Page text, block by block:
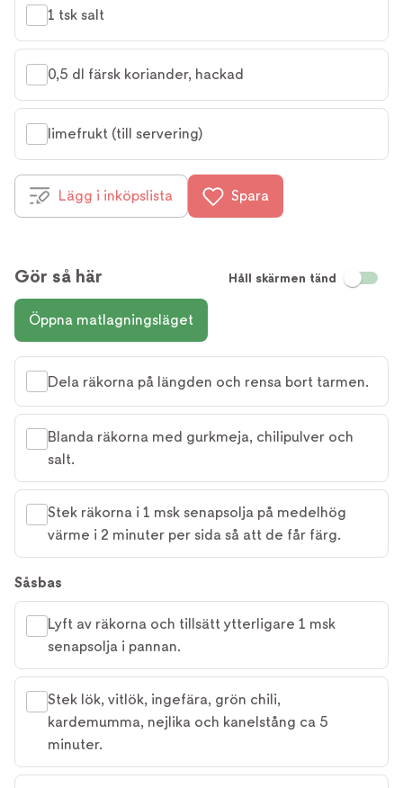
1 tsk salt
0,5 dl färsk koriander, hackad
limefrukt (till servering)
Lägg i inköpslista Spara
Gör så här Håll skärmen tänd
Öppna matlagningsläget
Dela räkorna på längden och rensa bort tarmen.
Blanda räkorna med gurkmeja, chilipulver och
salt.
Stek räkorna i 1 msk senapsolja på medelhög
värme i 2 minuter per sida så att de får färg.
Såsbas
Lyft av räkorna och tillsätt ytterligare 1 msk
senapsolja i pannan.
Stek lök, vitlök, ingefära, grön chili,
kardemumma, nejlika och kanelstång ca 5
minuter.